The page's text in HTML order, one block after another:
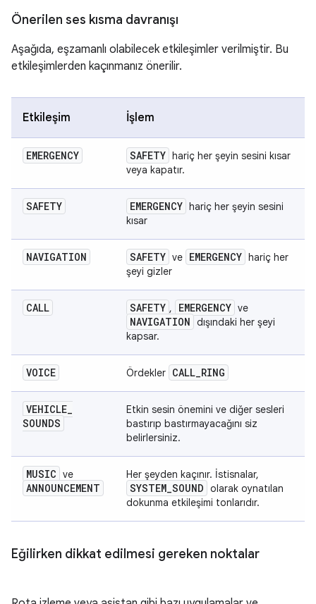
Önerilen ses kısma davranışı
Aşağıda, eşzamanlı olabilecek etkileşimler verilmiştir. Bu
etkileşimlerden kaçınmanız önerilir.
Etkileşim İşlem
EMERGENCY SAFETY hariç her şeyin sesini kısar
veya kapatır.
SAFETY EMERGENCY hariç her şeyin sesini
kısar
NAVIGATION SAFETY ve EMERGENCY hariç her
şeyi gizler
CALL SAFETY , EMERGENCY ve
NAVIGATION dışındaki her şeyi
kapsar.
VOICE Ördekler CALL RING
VEHICLE
SOUNDS
Etkin sesin önemini ve diğer sesleri
bastırıp bastırmayacağını siz
belirlersiniz.
MUSIC ve
ANNOUNCEMENT
Her şeyden kaçınır. İstisnalar,
SYSTEM SOUND olarak oynatılan
dokunma etkileşimi tonlarıdır.
Eğilirken dikkat edilmesi gereken noktalar